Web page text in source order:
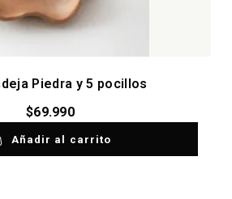
Piedra y 5 pocillos
$69.990
Añadir al carrito